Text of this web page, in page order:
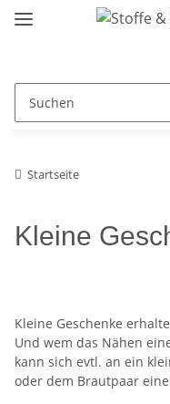
Startseite
Kleine
Kleine Geschenke
Und wem das Nähen
kann sich evtl. an ein
oder dem Brautpaar